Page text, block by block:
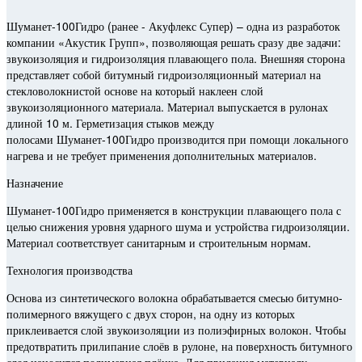
Шуманет-100Гидро (ранее - Акуфлекс Супер) – одна из разработок
компании «Акустик Групп», позволяющая решать сразу две задачи:
звукоизоляция и гидроизоляция плавающего пола. Внешняя сторона
представляет собой битумный гидроизоляционный материал на
стекловолокнистой основе на который наклеен слой
звукоизоляционного материала. Материал выпускается в рулонах
длиной 10 м. Герметизация стыков между
полосами Шуманет-100Гидро производится при помощи локального
нагрева и не требует применения дополнительных материалов.
Назначение
Шуманет-100Гидро применяется в конструкции плавающего пола с
целью снижения уровня ударного шума и устройства гидроизоляции.
Материал соответствует санитарным и строительным нормам.
Технология производства
Основа из синтетического волокна обрабатывается смесью битумно-
полимерного вяжущего с двух сторон, на одну из которых
приклеивается слой звукоизоляции из полиэфирных волокон. Чтобы
предотвратить прилипание слоёв в рулоне, на поверхность битумного